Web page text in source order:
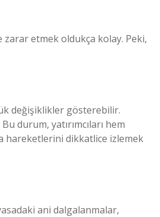
etmek oldukça kolay. Peki,
değişiklikler gösterebilir.
durum, yatırımcıları hem
hareketlerini dikkatlice izlemek
ani dalgalanmalar,